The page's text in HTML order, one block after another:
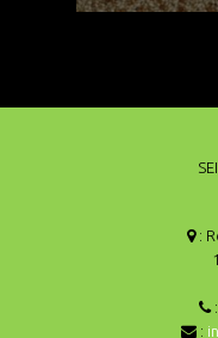
:
:
: